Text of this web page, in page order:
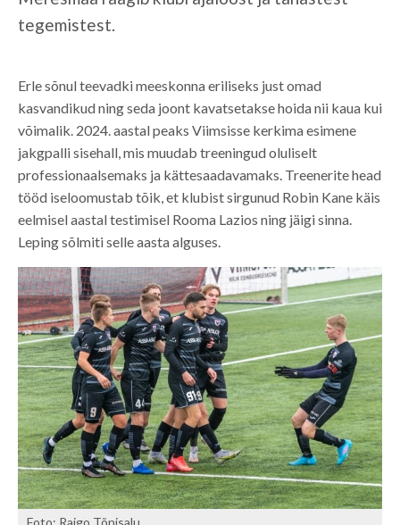
tegemistest.
Erle sõnul teevadki meeskonna eriliseks just omad
kasvandikud ning seda joont kavatsetakse hoida nii kaua kui
võimalik. 2024. aastal peaks Viimsisse kerkima esimene
jakgpalli sisehall, mis muudab treeningud oluliselt
professionaalsemaks ja kättesaadavamaks. Treenerite head
tööd iseloomustab tõik, et klubist sirgunud Robin Kane käis
eelmisel aastal testimisel Rooma Lazios ning jäigi sinna.
Leping sõlmiti selle aasta alguses.